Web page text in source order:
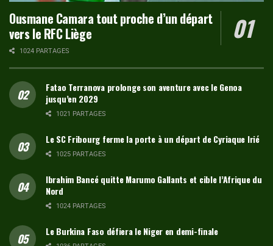
Ousmane Camara tout proche d’un départ
vers le RFC Liège
1024 PARTAGES
Fatao Terranova prolonge son aventure avec le Genoa
jusqu’en 2029
1021 PARTAGES
Le SC Fribourg ferme la porte à un départ de Cyriaque Irié
1025 PARTAGES
Ibrahim Bancé quitte Marumo Gallants et cible l’Afrique du
Nord
1024 PARTAGES
Le Burkina Faso défiera le Niger en demi-finale